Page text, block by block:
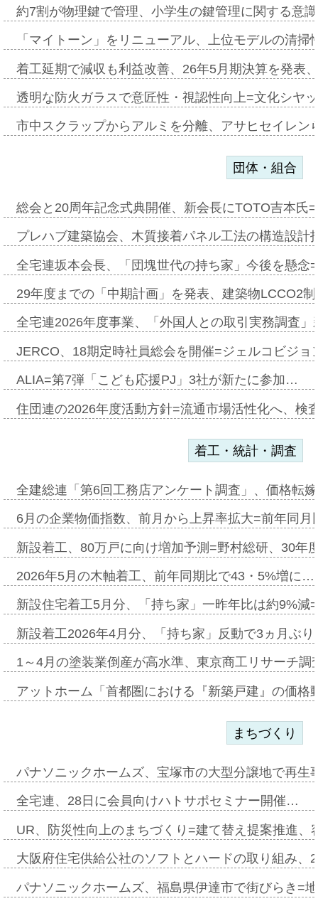
約7割が物理鍵で管理、小学生の鍵管理に関する意
「マイトーン」をリニューアル、上位モデルの清
着工延期で減収も利益改善、26年5月期決算を発表
透明な防火ガラスで意匠性・視認性向上=文化シヤ
市中スクラップからアルミを分離、アサヒセイレ
団体・組合
総会と20周年記念式典開催、新会長にTOTO吉本氏
プレハブ建築協会、木質接着パネル工法の構造設
全宅連坂本会長、「団塊世代の持ち家」今後を懸
29年度までの「中期計画」を発表、建築物LCCO2
全宅連2026年度事業、「外国人との取引実務調査
JERCO、18期定時社員総会を開催=ジェルコビジ
ALIA=第7弾「こども応援PJ」3社が新たに参加…
住団連の2026年度活動方針=流通市場活性化へ、検
着工・統計・調査
全建総連「第6回工務店アンケート調査」、価格転
6月の企業物価指数、前月から上昇率拡大=前年同
新設着工、80万戸に向け増加予測=野村総研、30年
2026年5月の木軸着工、前年同期比で43・5%増に…
新設住宅着工5月分、「持ち家」一昨年比は約9%
新設着工2026年4月分、「持ち家」反動で3ヵ月ぶ
1～4月の塗装業倒産が高水準、東京商工リサーチ
アットホーム「首都圏における『新築戸建』の価
まちづくり
パナソニックホームズ、宝塚市の大型分譲地で再
全宅連、28日に会員向けハトサポセミナー開催…
UR、防災性向上のまちづくり=建て替え提案推進
大阪府住宅供給公社のソフトとハードの取り組み
パナソニックホームズ、福島県伊達市で街びらき=